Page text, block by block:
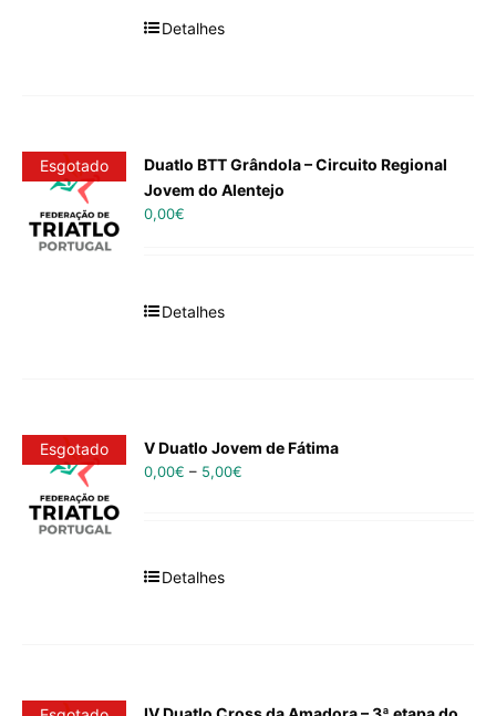
Detalhes
Esgotado
Duatlo BTT Grândola – Circuito Regional
Jovem do Alentejo
0,00€
Detalhes
Esgotado V Duatlo Jovem de Fátima
0,00€ – 5,00€
Detalhes